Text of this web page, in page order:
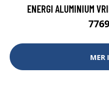
ENERGI ALUMINIUM
MER